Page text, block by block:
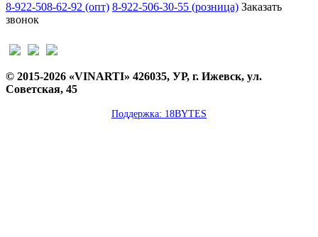
8-922-508-62-92 (опт) 8-922-506-30-55 (розница) Заказать
звонок
© 2015-2026 «VINARTI» 426035, УР, г. Ижевск, ул.
Советская, 45
Поддержка: 18BYTES